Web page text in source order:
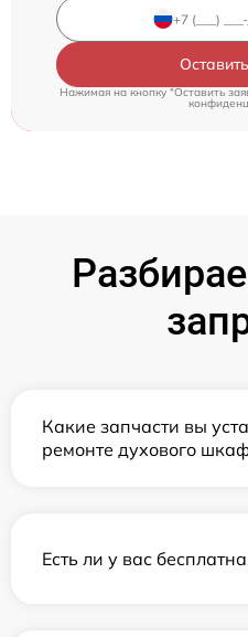
Нажимая на кнопку "Оставить
Какие запчасти вы
ремонте духового
Есть ли у вас